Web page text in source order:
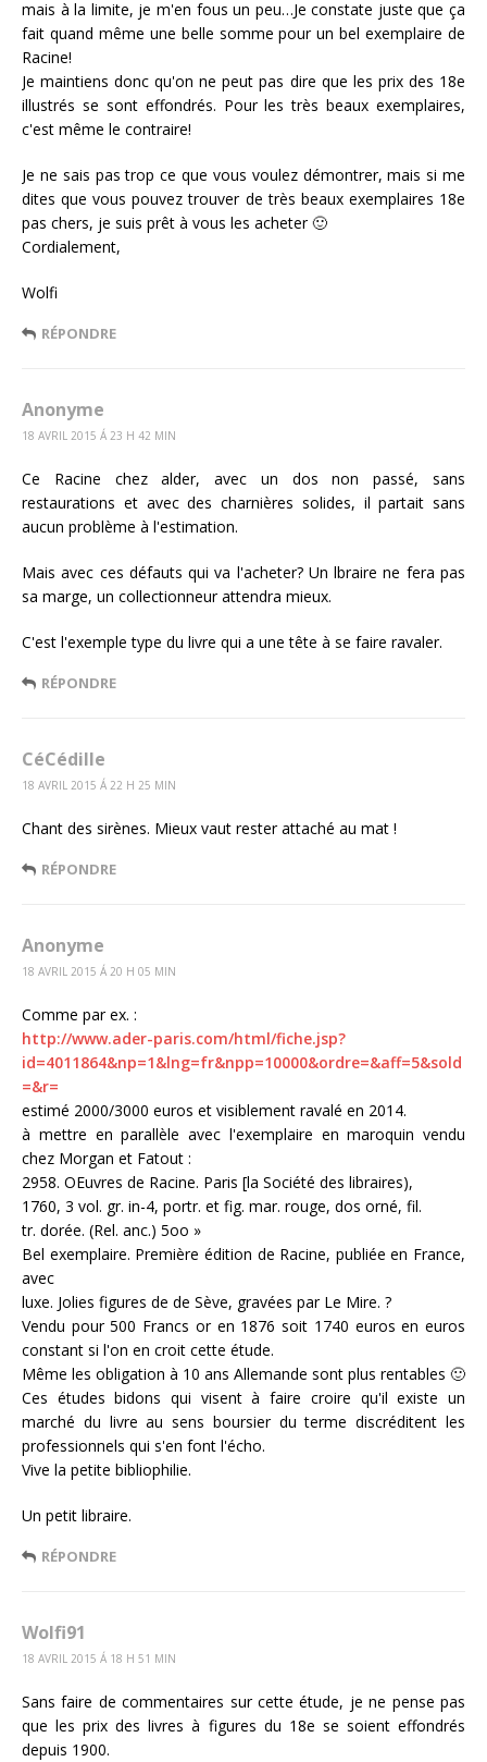
mais à la limite, je m'en fous un peu…Je constate juste que ça
fait quand même une belle somme pour un bel exemplaire de
Racine!
Je maintiens donc qu'on ne peut pas dire que les prix des 18e
illustrés se sont effondrés. Pour les très beaux exemplaires,
c'est même le contraire!
Je ne sais pas trop ce que vous voulez démontrer, mais si me
dites que vous pouvez trouver de très beaux exemplaires 18e
pas chers, je suis prêt à vous les acheter 🙂
Cordialement,
Wolfi
RÉPONDRE
Anonyme
18 AVRIL 2015 Á 23 H 42 MIN
Ce Racine chez alder, avec un dos non passé, sans
restaurations et avec des charnières solides, il partait sans
aucun problème à l'estimation.
Mais avec ces défauts qui va l'acheter? Un lbraire ne fera pas
sa marge, un collectionneur attendra mieux.
C'est l'exemple type du livre qui a une tête à se faire ravaler.
RÉPONDRE
CéCédille
18 AVRIL 2015 Á 22 H 25 MIN
Chant des sirènes. Mieux vaut rester attaché au mat !
RÉPONDRE
Anonyme
18 AVRIL 2015 Á 20 H 05 MIN
Comme par ex. :
http://www.ader-paris.com/html/fiche.jsp?
id=4011864&np=1&lng=fr&npp=10000&ordre=&aff=5&sold
=&r=
estimé 2000/3000 euros et visiblement ravalé en 2014.
à mettre en parallèle avec l'exemplaire en maroquin vendu
chez Morgan et Fatout :
2958. OEuvres de Racine. Paris [la Société des libraires),
1760, 3 vol. gr. in-4, portr. et fig. mar. rouge, dos orné, fil.
tr. dorée. (Rel. anc.) 5oo »
Bel exemplaire. Première édition de Racine, publiée en France,
avec
luxe. Jolies figures de de Sève, gravées par Le Mire. ?
Vendu pour 500 Francs or en 1876 soit 1740 euros en euros
constant si l'on en croit cette étude.
Même les obligation à 10 ans Allemande sont plus rentables 🙂
Ces études bidons qui visent à faire croire qu'il existe un
marché du livre au sens boursier du terme discréditent les
professionnels qui s'en font l'écho.
Vive la petite bibliophilie.
Un petit libraire.
RÉPONDRE
Wolfi91
18 AVRIL 2015 Á 18 H 51 MIN
Sans faire de commentaires sur cette étude, je ne pense pas
que les prix des livres à figures du 18e se soient effondrés
depuis 1900.